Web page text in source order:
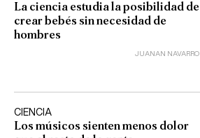
La ciencia estudia la posibilidad de
crear bebés sin necesidad de
hombres
JUANAN NAVARRO
CIENCIA
Los músicos sienten menos dolor